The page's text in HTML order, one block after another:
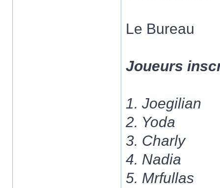
Le Bureau
Joueurs
1. Joegilian
2. Yoda
3. Charly
4. Nadia
5. Mrfullas